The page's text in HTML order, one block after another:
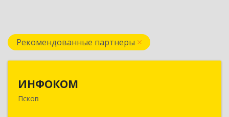
Рекомендованные партнеры
ИНФОКОМ
Псков180000, Псковская обл, Псков г, Советская ул,